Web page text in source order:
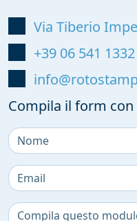
Via Tiberio
+39 06 541 1332
Compila il form